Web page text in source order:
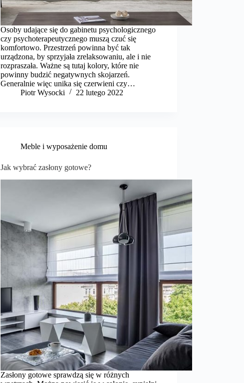
Osoby udające się do gabinetu psychologicznego
czy psychoterapeutycznego muszą czuć się
komfortowo. Przestrzeń powinna być tak
urządzona, by sprzyjała zrelaksowaniu, ale i nie
rozpraszała. Ważne są tutaj kolory, które nie
powinny budzić negatywnych skojarzeń.
Generalnie więc unika się czerwieni czy…
Piotr Wysocki
22 lutego 2022
Meble i wyposażenie domu
Jak wybrać zasłony gotowe?
Zasłony gotowe sprawdzą się w różnych